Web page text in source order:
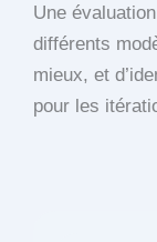
Une
différents
mieux, et
pour les